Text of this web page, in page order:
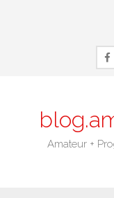
Amateur +